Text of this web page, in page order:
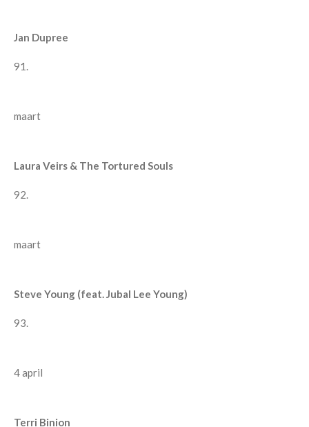
Jan Dupree
91.
maart
Laura Veirs & The Tortured Souls
92.
maart
Steve Young (feat. Jubal Lee Young)
93.
4 april
Terri Binion